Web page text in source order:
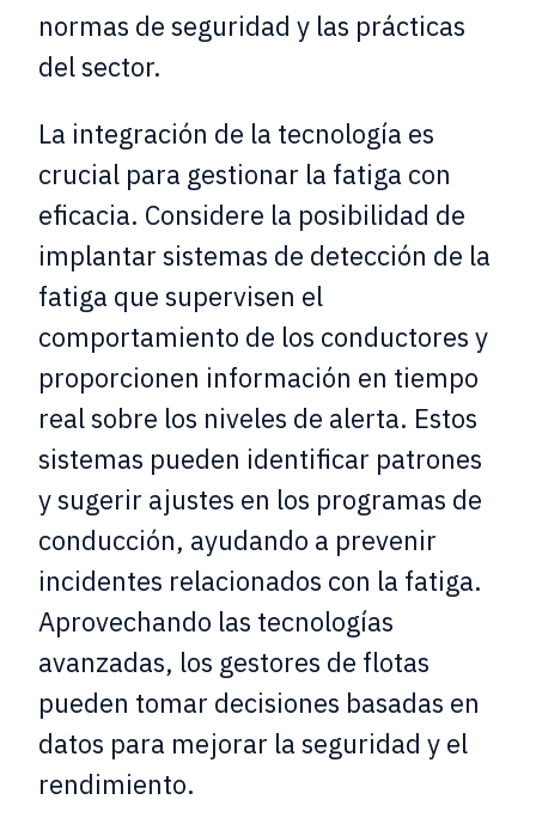
normas de seguridad y las prácticas
del sector.
La integración de la tecnología es
crucial para gestionar la fatiga con
eficacia. Considere la posibilidad de
implantar sistemas de detección de la
fatiga que supervisen el
comportamiento de los conductores y
proporcionen información en tiempo
real sobre los niveles de alerta. Estos
sistemas pueden identificar patrones
y sugerir ajustes en los programas de
conducción, ayudando a prevenir
incidentes relacionados con la fatiga.
Aprovechando las tecnologías
avanzadas, los gestores de flotas
pueden tomar decisiones basadas en
datos para mejorar la seguridad y el
rendimiento.